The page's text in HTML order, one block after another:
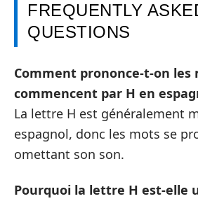
FREQUENTLY
QUESTIONS
Comment prononce-t-on les
commencent par H en
La lettre H est généralement
espagnol, donc les mots se
omettant son son.
Pourquoi la lettre H est-elle